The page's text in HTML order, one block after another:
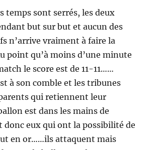
temps sont serrés, les deux
but sur but et aucun des
n’arrive vraiment à faire la
point qu’à moins d’une minute
le score est de 11-11……
à son comble et les tribunes
qui retiennent leur
est dans les mains de
donc eux qui ont la possibilité de
en or……ils attaquent mais